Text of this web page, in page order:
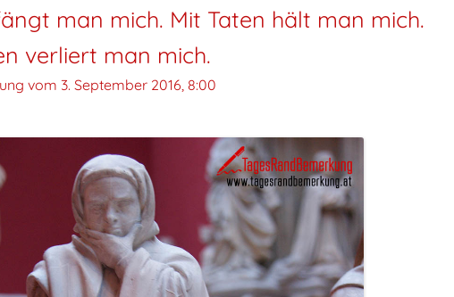
man mich. Mit Taten hält man mich.
verliert man mich.
vom 3. September 2016, 8:00